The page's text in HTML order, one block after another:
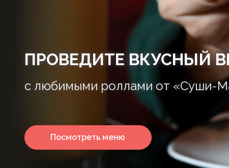
ПРОВЕДИТЕ ВКУСНЫЙ
с любимыми роллами от «Суши-
Посмотреть меню